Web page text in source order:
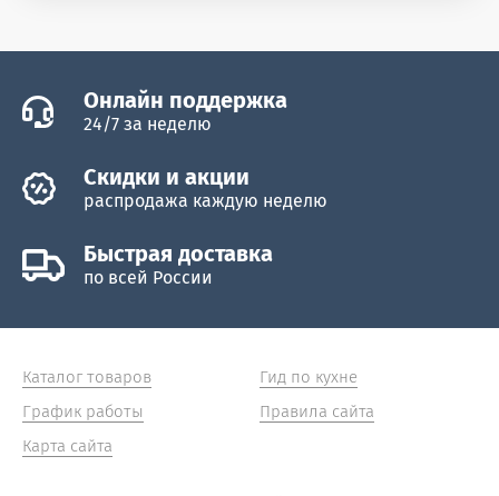
Онлайн поддержка
24/7 за неделю
Скидки и акции
распродажа каждую неделю
Быстрая доставка
по всей России
Каталог товаров
График работы
Карта сайта
Гид по кухне
Правила сайта